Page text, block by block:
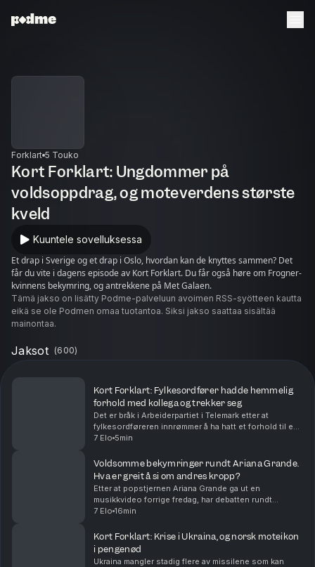
Forklart 5 Touko
Kort Forklart: Ungdommer på
voldsoppdrag, og moteverdens største
kveld
Kuuntele sovelluksessa
Et drap i Sverige og et drap i Oslo, hvordan kan de knyttes sammen? Det
får du vite i dagens episode av Kort Forklart. Du får også høre om Frogner-
kvinnens bekymring, og antrekkene på Met Galaen.
Tämä jakso on lisätty Podme-palveluun avoimen RSS-syötteen kautta
eikä se ole Podmen omaa tuotantoa. Siksi jakso saattaa sisältää
mainontaa.
Jaksot (600)
Kort Forklart: Fylkesordfører hadde hemmelig
forhold med kollega og trekker seg
Det er bråk i Arbeiderpartiet i Telemark etter at
fylkesordføreren innrømmer å ha hatt et forhold til en
kollega. Partiet beskriver saken som alvorlig. Vi
7 Elo 5min
Voldsomme bekymringer rundt Ariana Grande.
Hva er greit å si om andres kropp?
Etter at popstjernen Ariana Grande ga ut en
musikkvideo forrige fredag, har debatten rundt
kroppen hennes rast. Bekymrede fans verden over
artisten seg t...
7 Elo 16min
Kort Forklart: Krise i Ukraina, og norsk moteikon
i pengenød
Ukraina mangler stadig flere av missilene som kan